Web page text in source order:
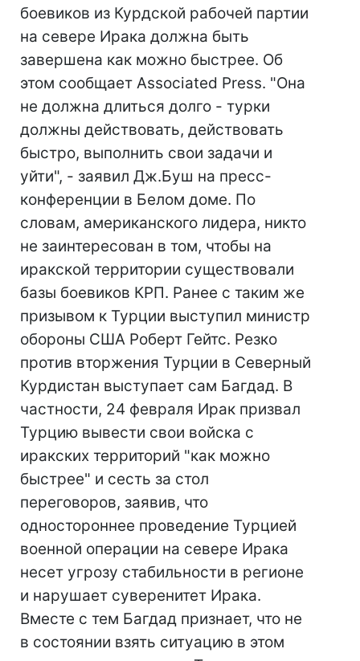
боевиков из Курдской рабочей партии
на севере Ирака должна быть
завершена как можно быстрее. Об
этом сообщает Associated Press. "Она
не должна длиться долго - турки
должны действовать, действовать
быстро, выполнить свои задачи и
уйти", - заявил Дж.Буш на пресс-
конференции в Белом доме. По
словам, американского лидера, никто
не заинтересован в том, чтобы на
иракской территории существовали
базы боевиков КРП. Ранее с таким же
призывом к Турции выступил министр
обороны США Роберт Гейтс. Резко
против вторжения Турции в Северный
Курдистан выступает сам Багдад. В
частности, 24 февраля Ирак призвал
Турцию вывести свои войска с
иракских территорий "как можно
быстрее" и сесть за стол
переговоров, заявив, что
одностороннее проведение Турцией
военной операции на севере Ирака
несет угрозу стабильности в регионе
и нарушает суверенитет Ирака.
Вместе с тем Багдад признает, что не
в состоянии взять ситуацию в этом